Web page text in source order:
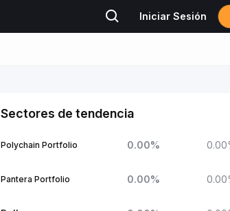
Iniciar Sesión
Sectores de tendencia
Polychain Portfolio 0.00% 0.00
Pantera Portfolio 0.00% 0.00